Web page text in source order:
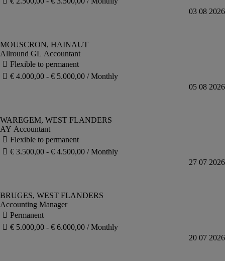
Allround GL Accountant
AY Accountant
Accounting Manager